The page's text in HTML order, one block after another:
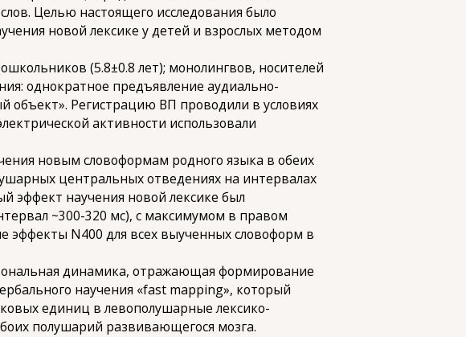
Целью настоящего исследования было
новой лексике у детей и взрослых методом
(5.8±0.8 лет); монолингвов, носителей
однократное предъявление аудиально-
объект». Регистрацию ВП проводили в условиях
активности использовали
новым словоформам родного языка в обеих
центральных отведениях на интервалах
эффект научения новой лексике был
~300-320 мс), с максимумом в правом
N400 для всех выученных словоформ в
динамика, отражающая формирование
научения «fast mapping», который
единиц в левополушарные лексико-
полушарий развивающегося мозга.